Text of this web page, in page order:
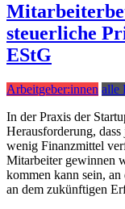
steuerliche
EStG
Arbeitgeber:innen alle
In der Praxis der
Herausforderung,
wenig Finanzmittel
Mitarbeiter gewinnen
kommen kann sein,
an dem zukünftigen